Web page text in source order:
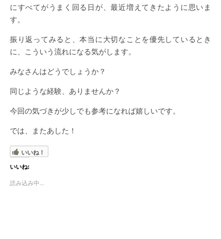
にすべてがうまく回る日が、最近増えてきたように思いま
す。
振り返ってみると、本当に大切なことを優先しているとき
に、こういう流れになる気がします。
みなさんはどうでしょうか？
同じような経験、ありませんか？
今回の気づきが少しでも参考になれば嬉しいです。
では、またあした！
いいね！
いいね:
読み込み中...